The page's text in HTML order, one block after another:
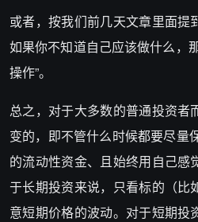
或者，按我们前几天文章里面提
如果你不知道自己应该做什么，
操作”。
总之，对于大多数的普通投资者
变的，即不管什么时候都要尽量
的流动性资金、且始终用自己感
于长期投资来说，只看标的（比
意短期价格的波动。对于短期投